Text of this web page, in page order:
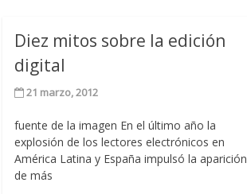
Diez mitos sobre la edición
digital
21 marzo, 2012
fuente de la imagen En el último año la
explosión de los lectores electrónicos en
América Latina y España impulsó la aparición
de más